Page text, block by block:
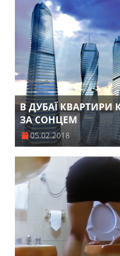
В ДУБАЇ КВАРТИРИ
ЗА СОНЦЕМ
05.02.2018